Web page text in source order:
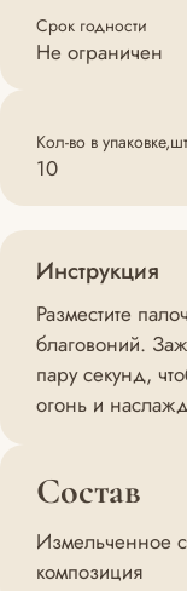
Состав
Измельченное
композиция
Срок годности
Не ограничен
Кол-во в упаковке,шт
10
Инструкция
Разместите
благовоний.
пару секунд,
огонь и